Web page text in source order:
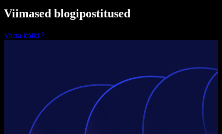
Viimased blogipostitused
Vaata kõiki